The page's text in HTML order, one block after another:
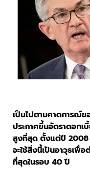
เป็นไปตามคาดการณ์ข
ประกาศขึ้นอัตราดอกเ
สูงที่สุด ตั้งแต่ปี 2008
จะใช้สิ่งนี้เป็นอาวุธเพื่
ที่สุดในรอบ 40 ปี